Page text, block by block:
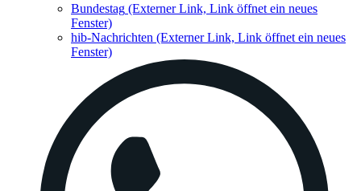
Bundestag (Externer Link, Link öffnet ein neues
Fenster)
hib-Nachrichten (Externer Link, Link öffnet ein neues
Fenster)